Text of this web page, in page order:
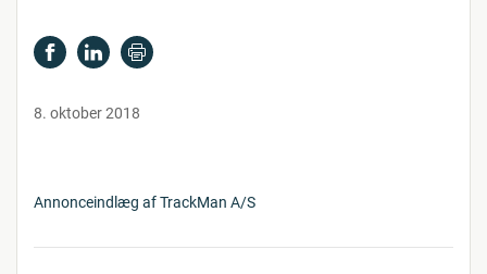
8. oktober 2018
Annonceindlæg af TrackMan A/S